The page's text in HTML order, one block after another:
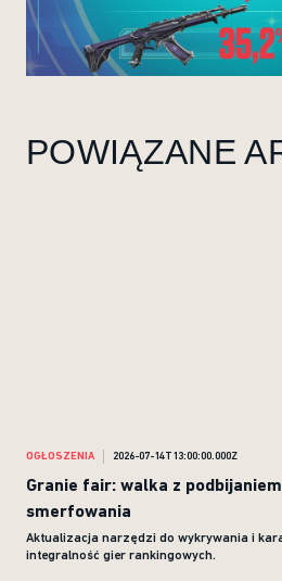
POWIĄZANE
OGŁOSZENIA 2026-07-14T13:00:00.000Z
Granie fair: walka z
smerfowania
Aktualizacja narzędzi do wykrywania i
integralność gier rankingowych.